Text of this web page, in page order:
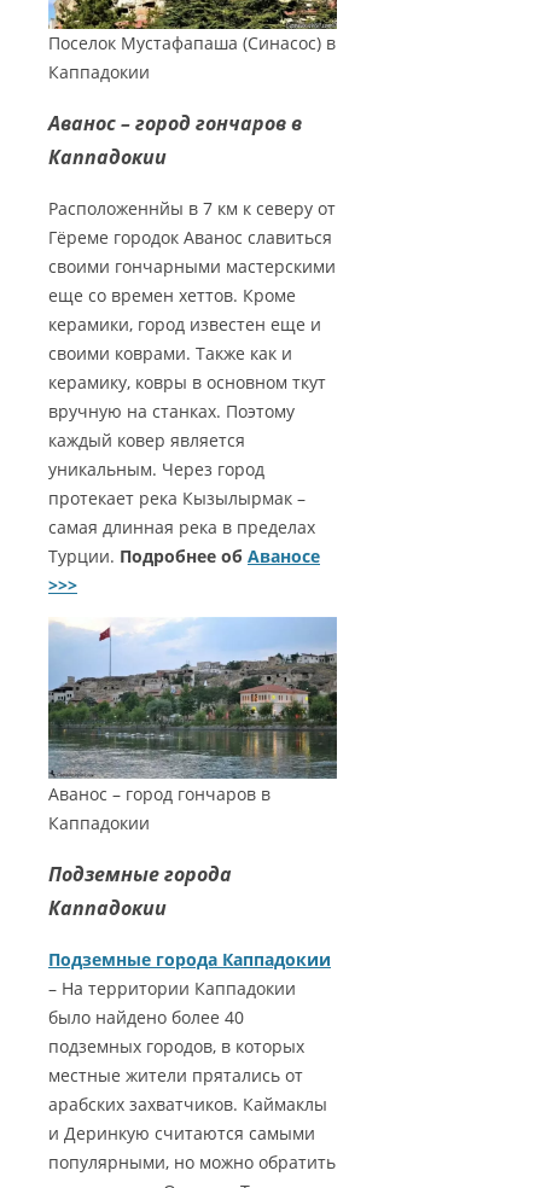
Поселок Мустафапаша (Синасос) в
Каппадокии
Аванос – город гончаров в
Каппадокии
Расположеннйы в 7 км к северу от
Гёреме городок Аванос славиться
своими гончарными мастерскими
еще со времен хеттов. Кроме
керамики, город известен еще и
своими коврами. Также как и
керамику, ковры в основном ткут
вручную на станках. Поэтому
каждый ковер является
уникальным. Через город
протекает река Кызылырмак –
самая длинная река в пределах
Турции. Подробнее об Аваносе
>>>
Аванос – город гончаров в
Каппадокии
Подземные города
Каппадокии
Подземные города Каппадокии
– На территории Каппадокии
было найдено более 40
подземных городов, в которых
местные жители прятались от
арабских захватчиков. Каймаклы
и Деринкую считаются самыми
популярными, но можно обратить